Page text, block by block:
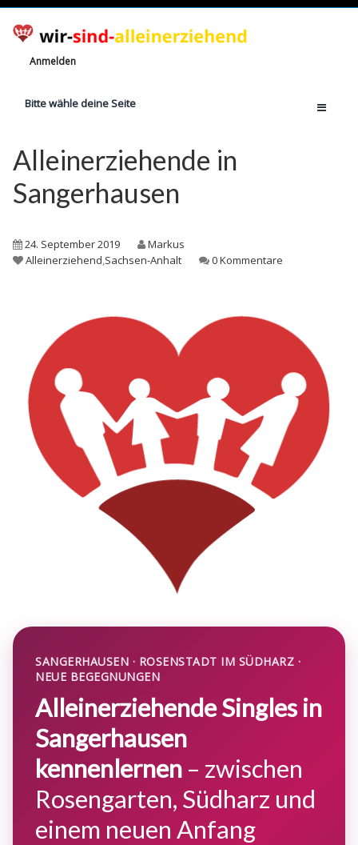
Anmelden
Bitte wähle deine Seite
Jetzt registrieren!
Ratgeber
Finanzielle Hilfe
Rechte
Alleinerziehende in
Sangerhausen
24. September 2019
Markus
Alleinerziehend,Sachsen-Anhalt 0 Kommentare
SANGERHAUSEN · ROSENSTADT IM SÜDHARZ ·
NEUE BEGEGNUNGEN
Alleinerziehende Singles in
Sangerhausen
kennenlernen – zwischen
Rosengarten, Südharz und
einem neuen Anfang